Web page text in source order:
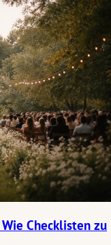
klar, würdevoll und
Gewicht der
der Feier gerecht wird.
Checklisten zu